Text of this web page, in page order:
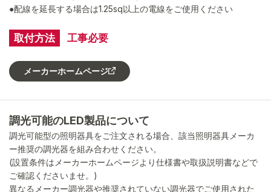
取付方法 工事必要
●配線を延長する場合は1.25sq以上の電線をご使用ください
メーカーホームページ
調光可能のLED製品について
調光可能型の照明器具をご注文される場合、該当照明器具メーカ
ー推奨の調光器を組み合わせください。
(設置条件はメーカーホームページより仕様書や取扱説明書などで
ご確認くださいませ。)
異なるメーカー調光器や推奨されていない調光器でご使用された